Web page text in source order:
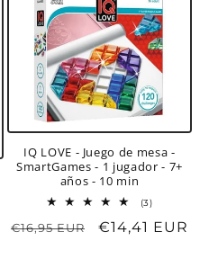
IQ LOVE - Juego de mesa -
SmartGames - 1 jugador - 7+
años - 10 min
(3)3
totales
Precio
€16,95 EUR
Precio
€14,41 EUR